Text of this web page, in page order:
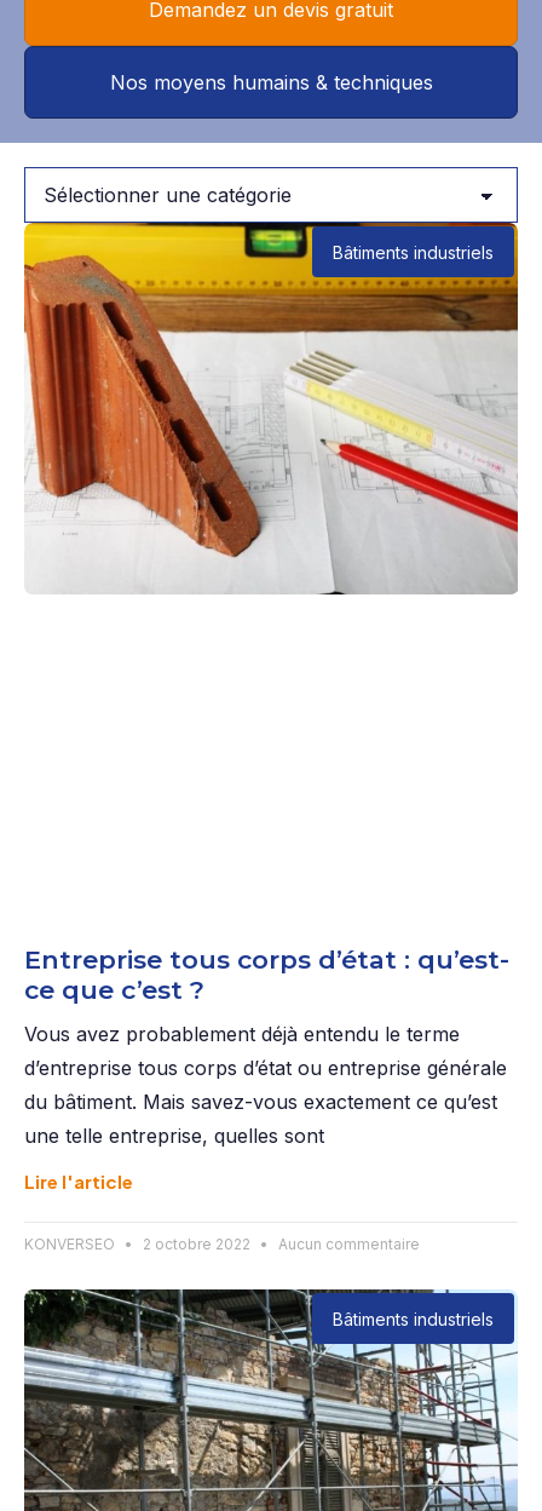
Demandez un devis gratuit
Nos moyens humains & techniques
Bâtiments industriels
Entreprise tous corps d’état : qu’est-
ce que c’est ?
Vous avez probablement déjà entendu le terme
d’entreprise tous corps d’état ou entreprise générale
du bâtiment. Mais savez-vous exactement ce qu’est
une telle entreprise, quelles sont
Lire l'article
KONVERSEO 2 octobre 2022 Aucun commentaire
Bâtiments industriels